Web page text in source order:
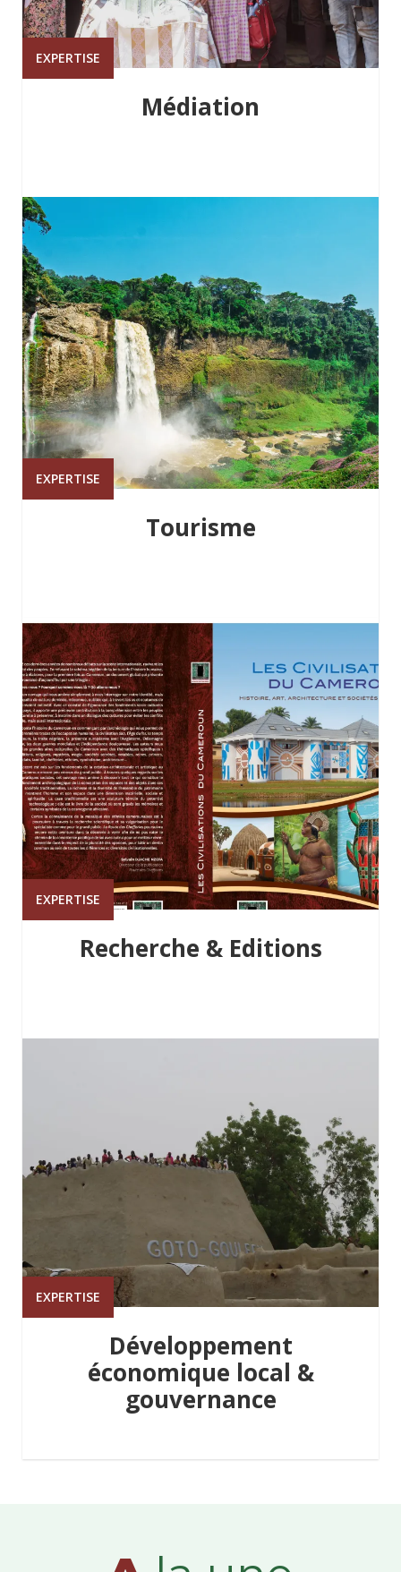
EXPERTISE
Médiation
EXPERTISE
Tourisme
EXPERTISE
Recherche & Editions
EXPERTISE
Développement
économique local &
gouvernance